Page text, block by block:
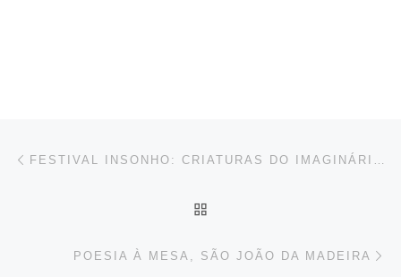
Post navigation
POESIA À MESA, SÃO JOÃO DA MADEIRA